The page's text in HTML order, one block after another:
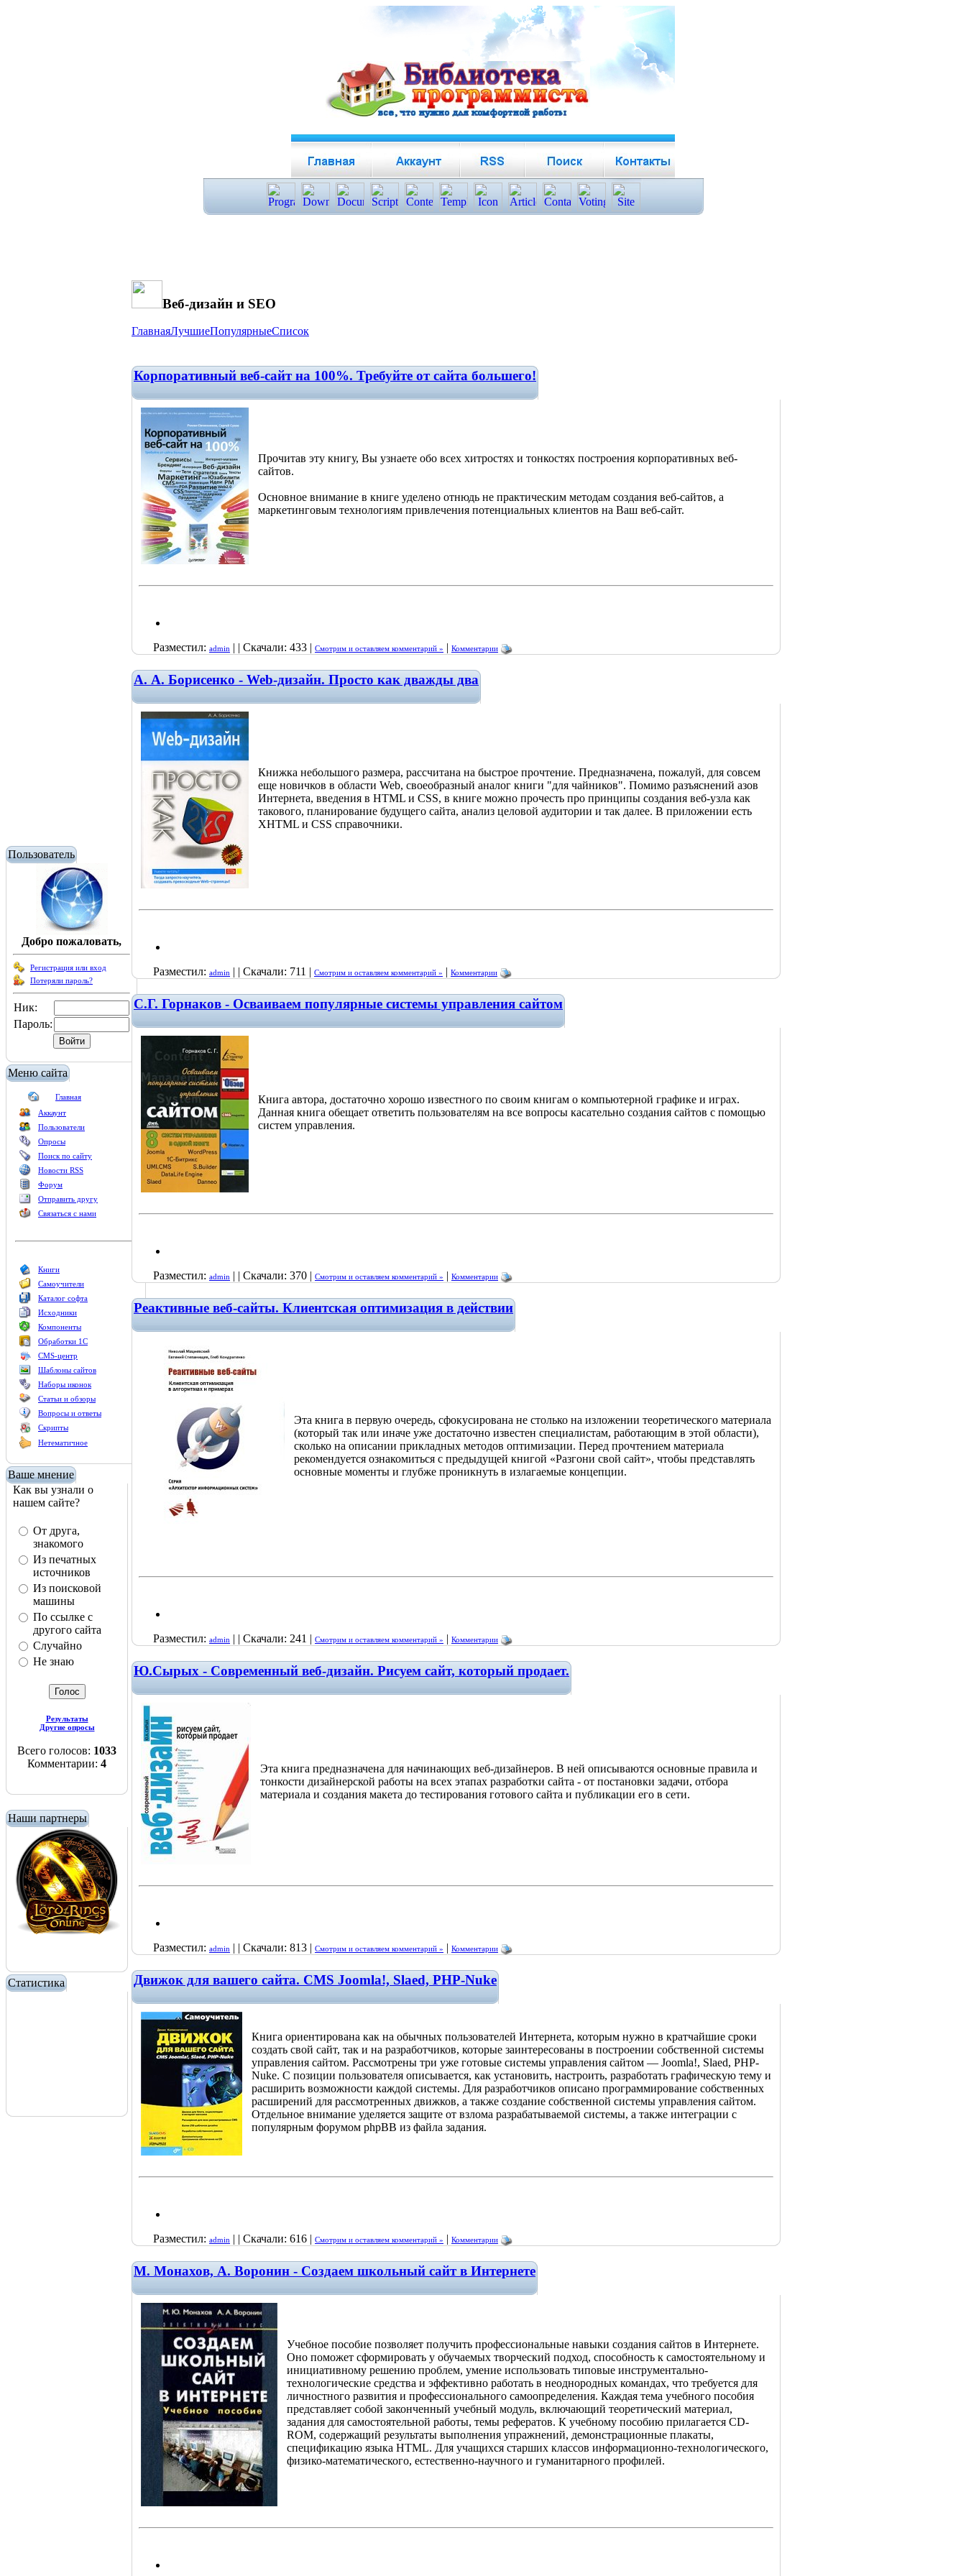
Пользователь
Добро пожаловать,
Регистрация или вход
Потеряли пароль?
Ник:
Пароль:
Меню сайта
Главная
Аккаунт
Пользователи
Опросы
Поиск по сайту
Новости RSS
Форум
Отправить другу
Связаться с нами
Книги
Самоучители
Каталог софта
Исходники
Компоненты
Обработки 1С
CMS-центр
Шаблоны сайтов
Наборы иконок
Статьи и обзоры
Вопросы и ответы
Скрипты
Нетематичное
Ваше мнение
Как вы узнали о
нашем сайте?
От друга,
знакомого
Из печатных
источников
Из поисковой
машины
По ссылке с
другого сайта
Случайно
Не знаю
Результаты
Другие опросы
Всего голосов: 1033
Комментарии: 4
Наши партнеры
Статистика
Веб-дизайн и SEO
ГлавнаяЛучшиеПопулярныеСписок
Корпоративный веб-сайт на 100%. Требуйте от сайта большего!
Прочитав эту книгу, Вы узнаете обо всех хитростях и тонкостях построения корпоративных веб-
сайтов.
Основное внимание в книге уделено отнюдь не практическим методам создания веб-сайтов, а
маркетинговым технологиям привлечения потенциальных клиентов на Ваш веб-сайт.
Разместил: admin | | Скачали: 433 | Смотрим и оставляем комментарий » | Комментарии
А. А. Борисенко - Web-дизайн. Просто как дважды два
Книжка небольшого размера, рассчитана на быстрое прочтение. Предназначена, пожалуй, для совсем
еще новичков в области Web, своеобразный аналог книги "для чайников". Помимо разъяснений азов
Интернета, введения в HTML и CSS, в книге можно прочесть про принципы создания веб-узла как
такового, планирование будущего сайта, анализ целовой аудитории и так далее. В приложении есть
XHTML и CSS справочники.
Разместил: admin | | Скачали: 711 | Смотрим и оставляем комментарий » | Комментарии
С.Г. Горнаков - Осваиваем популярные системы управления сайтом
Книга автора, достаточно хорошо известного по своим книгам о компьютерной графике и играх.
Данная книга обещает ответить пользователям на все вопросы касательно создания сайтов с помощью
систем управления.
Разместил: admin | | Скачали: 370 | Смотрим и оставляем комментарий » | Комментарии
Реактивные веб-сайты. Клиентская оптимизация в действии
Эта книга в первую очередь, сфокусирована не столько на изложении теоретического материала
(который так или иначе уже достаточно известен специалистам, работающим в этой области),
сколько на описании прикладных методов оптимизации. Перед прочтением материала
рекомендуется ознакомиться с предыдущей книгой «Разгони свой сайт», чтобы представлять
основные моменты и глубже проникнуть в излагаемые концепции.
Разместил: admin | | Скачали: 241 | Смотрим и оставляем комментарий » | Комментарии
Ю.Сырых - Современный веб-дизайн. Рисуем сайт, который продает.
Эта книга предназначена для начинающих веб-дизайнеров. В ней описываются основные правила и
тонкости дизайнерской работы на всех этапах разработки сайта - от постановки задачи, отбора
материала и создания макета до тестирования готового сайта и публикации его в сети.
Разместил: admin | | Скачали: 813 | Смотрим и оставляем комментарий » | Комментарии
Движок для вашего сайта. CMS Joomla!, Slaed, PHP-Nuke
Книга ориентирована как на обычных пользователей Интернета, которым нужно в кратчайшие сроки
создать свой сайт, так и на разработчиков, которые заинтересованы в построении собственной системы
управления сайтом. Рассмотрены три уже готовые системы управления сайтом — Joomla!, Slaed, PHP-
Nuke. С позиции пользователя описывается, как установить, настроить, разработать графическую тему и
расширить возможности каждой системы. Для разработчиков описано программирование собственных
расширений для рассмотренных движков, а также создание собственной системы управления сайтом.
Отдельное внимание уделяется защите от взлома разрабатываемой системы, а также интеграции с
популярным форумом phpBB из файла задания.
Разместил: admin | | Скачали: 616 | Смотрим и оставляем комментарий » | Комментарии
М. Монахов, А. Воронин - Создаем школьный сайт в Интернете
Учебное пособие позволяет получить профессиональные навыки создания сайтов в Интернете.
Оно поможет сформировать у обучаемых творческий подход, способность к самостоятельному и
инициативному решению проблем, умение использовать типовые инструментально-
технологические средства и эффективно работать в неоднородных командах, что требуется для
личностного развития и профессионального самоопределения. Каждая тема учебного пособия
представляет собой законченный учебный модуль, включающий теоретический материал,
задания для самостоятельной работы, темы рефератов. К учебному пособию прилагается CD-
ROM, содержащий результаты выполнения упражнений, демонстрационные плакаты,
спецификацию языка HTML. Для учащихся старших классов информационно-технологического,
физико-математического, естественно-научного и гуманитарного профилей.